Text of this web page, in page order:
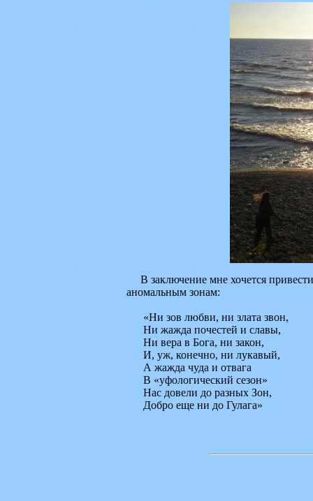
В заключение мне хочется
аномальным зонам:
«Ни зов любви, ни злата звон,
Ни жажда почестей и славы,
Ни вера в Бога, ни закон,
И, уж, конечно, ни лукавый,
А жажда чуда и отвага
В «уфологический сезон»
Нас довели до разных Зон,
Добро еще ни до Гулага»